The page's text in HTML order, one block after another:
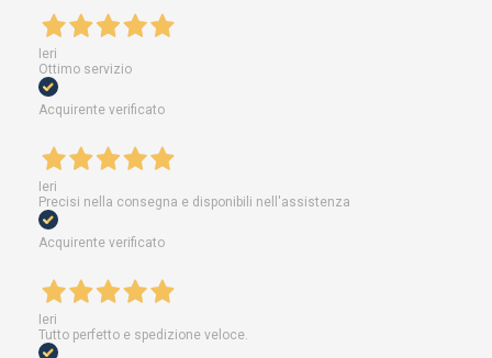
Ieri
Ottimo servizio
Acquirente verificato
Ieri
Precisi nella consegna e disponibili nell'assistenza
Acquirente verificato
Ieri
Tutto perfetto e spedizione veloce.